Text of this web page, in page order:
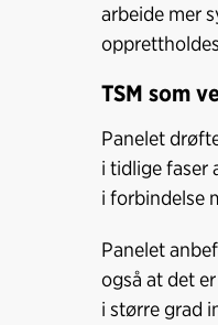
arbeide mer
TSM som
Panelet
i tidlige faser
i forbindelse
Panelet
også at det
i større grad